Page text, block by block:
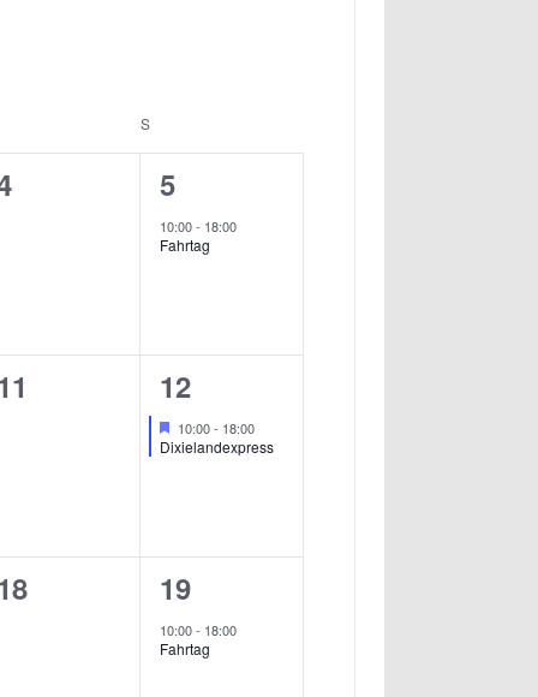
SSONNTAG
Veranstaltungen,
1
Veranstaltung,
5
10:00- 18:00
Fahrtag
Veranstaltungen,
1
Veranstaltung,
12
Hervorgehoben
10:00- 18:00
Dixielandexpress
Veranstaltungen,
1
Veranstaltung,
19
10:00- 18:00
Fahrtag